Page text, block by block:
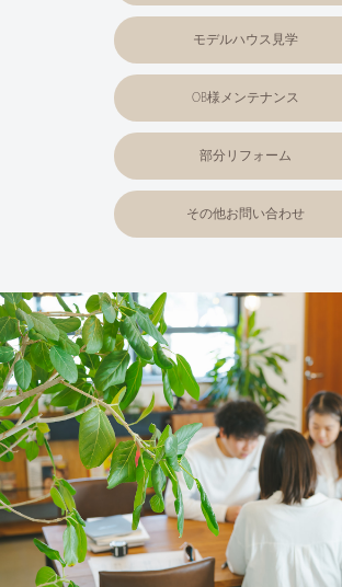
モデルハウス見学
OB様メンテナンス
部分リフォーム
その他お問い合わせ